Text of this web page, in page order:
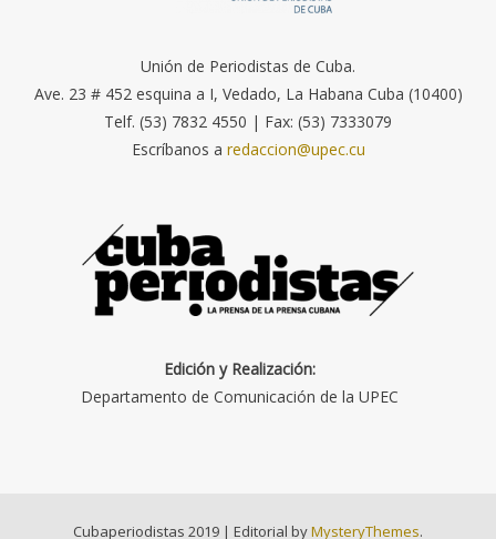
Unión de Periodistas de Cuba.
Ave. 23 # 452 esquina a I, Vedado, La Habana Cuba (10400)
Telf. (53) 7832 4550 | Fax: (53) 7333079
Escríbanos a redaccion@upec.cu
Edición y Realización:
Departamento de Comunicación de la UPEC
Cubaperiodistas 2019 | Editorial byMysteryThemes.